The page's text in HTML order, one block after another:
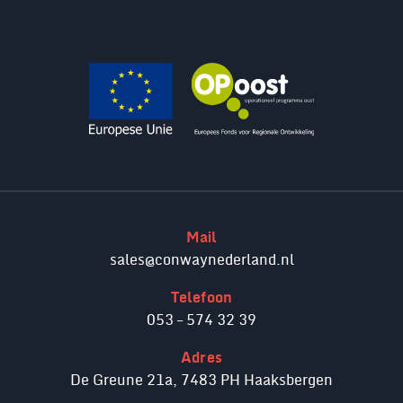
Mail
sales@conwaynederland.nl
Telefoon
053 – 574 32 39
Adres
De Greune 21a, 7483 PH Haaksbergen